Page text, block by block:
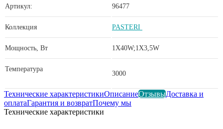
Артикул: 96477
Коллекция PASTERI
Мощность, Вт 1X40W;1X3,5W
Температура
3000
Технические характеристикиОписаниеОтзывыДоставка и
оплатаГарантия и возвратПочему мы
Технические характеристики